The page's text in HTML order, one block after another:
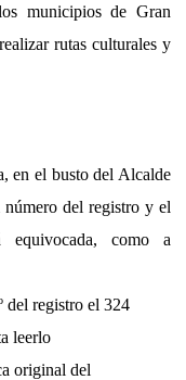
municipios de Gran
realizar rutas culturales y
en el busto del Alcalde
del registro y el
equivocada, como a
del registro el 324
leerlo
original del